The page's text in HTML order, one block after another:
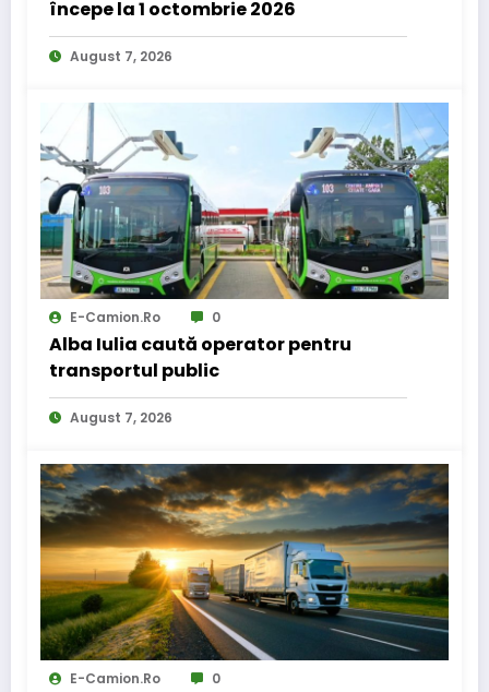
începe la 1 octombrie 2026
August 7, 2026
E-Camion.ro 0
Alba Iulia caută operator pentru
transportul public
August 7, 2026
E-Camion.ro 0